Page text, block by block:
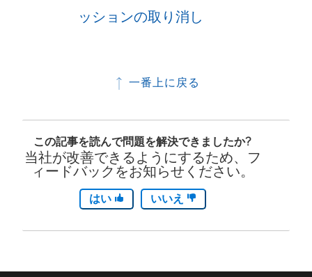
ッションの取り消し
一番上に戻る
この記事を読んで問題を解決できましたか?
当社が改善できるようにするため、フ
ィードバックをお知らせください。
はい いいえ